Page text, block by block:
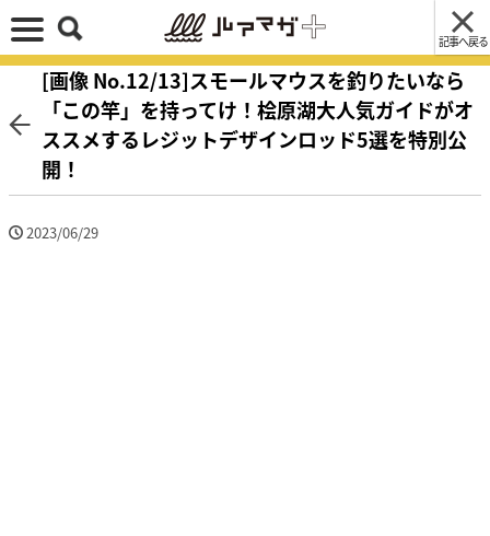
記事へ戻る
[画像 No.12/13]スモールマウスを釣りたいなら
「この竿」を持ってけ！桧原湖大人気ガイドがオ
ススメするレジットデザインロッド5選を特別公
開！
2023/06/29